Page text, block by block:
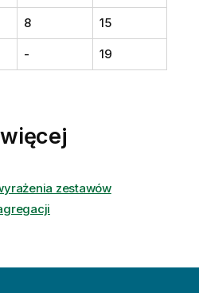
8 15
- 19
zestawów